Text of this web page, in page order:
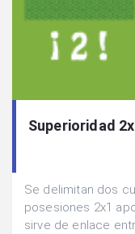
Superioridad
Se delimitan dos
posesiones 2x1
sirve de enlace